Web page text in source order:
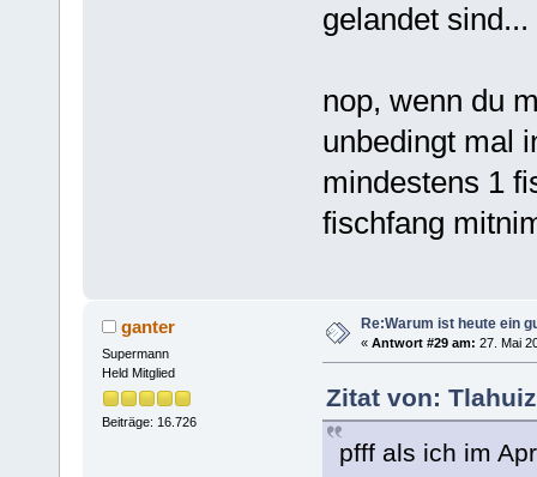
gelandet sind...
nop, wenn du
unbedingt mal
mindestens 1
fischfang
ganter
Supermann
Held Mitglied
Beiträge: 16.726
Re:Warum ist heute ein
« Antwort #29 am: 27. Mai
Zitat von:
pfff als ich im